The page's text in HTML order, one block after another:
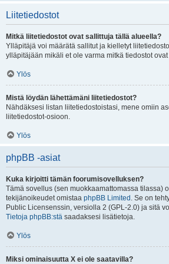
Liitetiedostot
Mitkä liitetiedostot ovat sallittuja tällä alueella?
Ylläpitäjä voi määrätä sallitut ja kielletyt
ylläpitäjään mikäli et ole varma mitkä tiedostot
Ylös
Mistä löydän lähettämäni liitetiedostot?
Nähdäksesi listan liitetiedostoistasi, mene omiin
liitetiedostot-osioon.
Ylös
phpBB -asiat
Kuka kirjoitti tämän foorumisovelluksen?
Tämä sovellus (sen muokkaamattomassa tilassa)
tekijänoikeudet omistaa phpBB Limited . Se on
Public Licensenssin, versiolla 2 (GPL-2.0) ja sitä
Tietoja phpBB:stä saadaksesi lisätietoja.
Ylös
Miksi ominaisuutta X ei ole saatavilla?